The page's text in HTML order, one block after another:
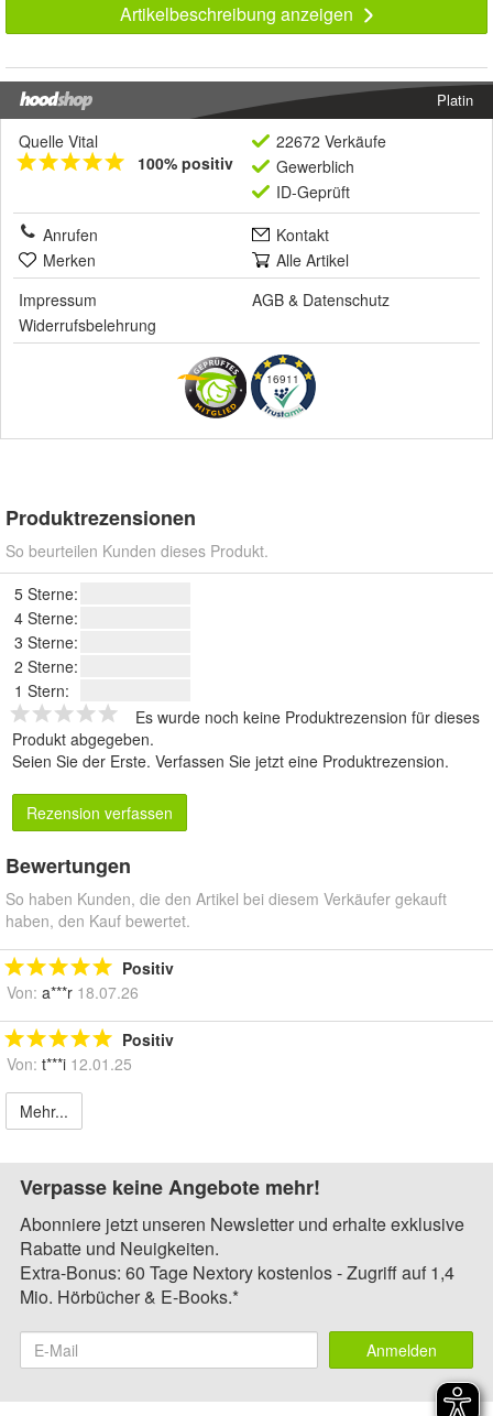
Artikelbeschreibung anzeigen
Platin
Quelle Vital
100% positiv
22672 Verkäufe
Gewerblich
ID-Geprüft
Anrufen
Kontakt
Merken
Alle Artikel
Impressum
AGB & Datenschutz
Widerrufsbelehrung
16911
Produktrezensionen
So beurteilen Kunden dieses Produkt.
5 Sterne:
4 Sterne:
3 Sterne:
2 Sterne:
1 Stern:
Es wurde noch keine Produktrezension für dieses
Produkt abgegeben.
Seien Sie der Erste. Verfassen Sie jetzt eine Produktrezension.
Rezension verfassen
Bewertungen
So haben Kunden, die den Artikel bei diesem Verkäufer gekauft
haben, den Kauf bewertet.
Positiv
Von: a***r 18.07.26
Positiv
Von: t***i 12.01.25
Mehr...
Verpasse keine Angebote mehr!
Abonniere jetzt unseren Newsletter und erhalte exklusive
Rabatte und Neuigkeiten.
Extra-Bonus: 60 Tage Nextory kostenlos - Zugriff auf 1,4
Mio. Hörbücher & E-Books.*
Anmelden